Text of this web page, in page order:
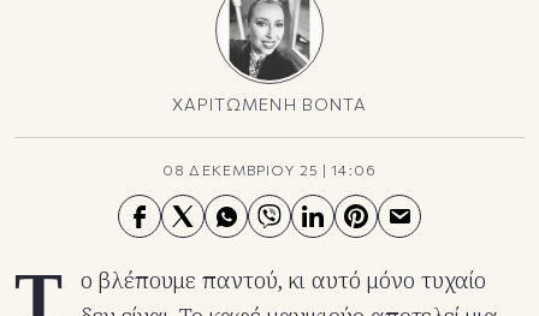
ΧΑΡΙΤΩΜΕΝΗ ΒΟΝΤΑ
08 ΔΕΚΕΜΒΡΙΟΥ 25 |14:06
Τ ο βλέπουμε παντού, κι αυτό μόνο τυχαίο